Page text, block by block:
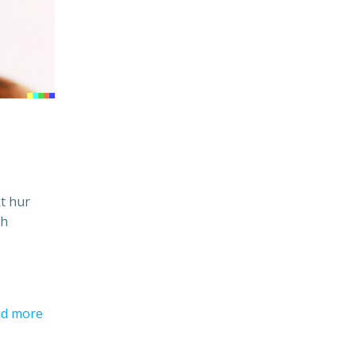
hur
more